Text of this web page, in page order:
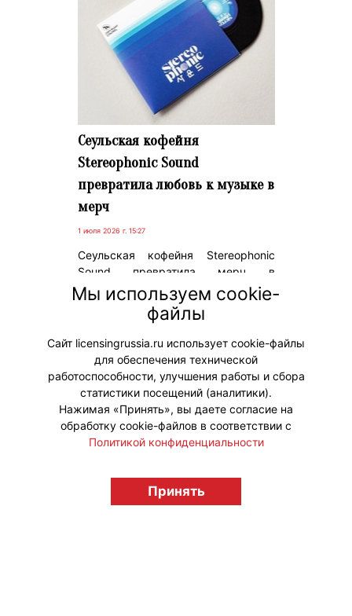
Сеульская кофейня
Stereophonic Sound
превратила любовь к музыке в
мерч
1 июля 2026 г. 15:27
Сеульская кофейня Stereophonic
Sound превратила мерч в
продолжение собственной
концепции, построенной вокруг
культуры аналогового
прослушивания музыки.
#Мерч
licensingrussia.ru, 2009-2026 12+
Мы используем cookie-
файлы
Сайт licensingrussia.ru использует cookie-файлы
для обеспечения технической
работоспособности, улучшения работы и сбора
статистики посещений (аналитики).
Нажимая «Принять», вы даете согласие на
обработку cookie-файлов в соответствии с
Политикой конфиденциальности
Принять